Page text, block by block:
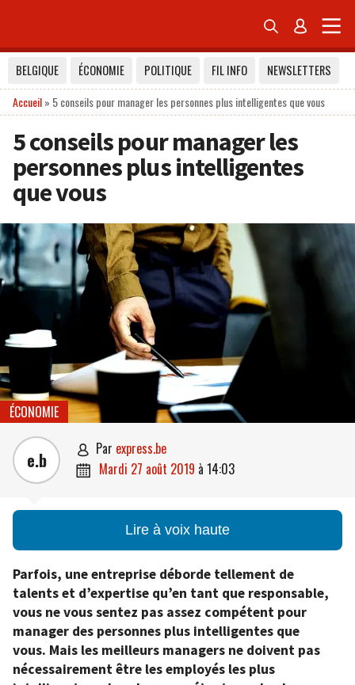
 
BELGIQUE ÉCONOMIE POLITIQUE FIL INFO
NEWSLETTERS
Accueil» 5 conseils pour manager les personnes plus intelligentes que vous
5 conseils pour manager les
personnes plus intelligentes
que vous
ÉCONOMIE
e.b  par express.be
 mardi 27 août 2019 à 14:03
Lire à voix haute
Parfois, une entreprise déborde tellement de
talents et d’expertise qu’en tant que responsable,
vous ne vous sentez pas assez compétent pour
manager des personnes plus intelligentes que
vous. Mais les meilleurs managers ne doivent pas
nécessairement être les employés les plus